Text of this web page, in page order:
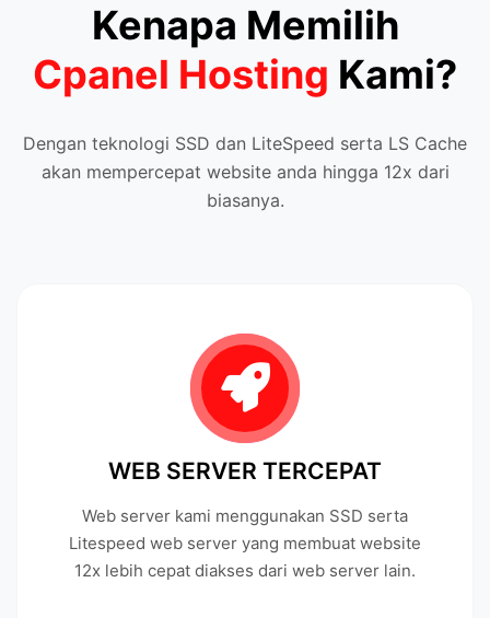
Kenapa Memilih
Cpanel Hosting Kami?
Dengan teknologi SSD dan LiteSpeed serta LS Cache
akan mempercepat website anda hingga 12x dari
biasanya.
WEB SERVER TERCEPAT
Web server kami menggunakan SSD serta
Litespeed web server yang membuat website
12x lebih cepat diakses dari web server lain.